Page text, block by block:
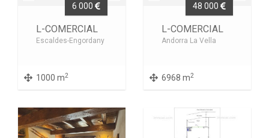
6 000
L-COMERCIAL
Escaldes-Engordany
1000 m2
48 000
L-COMERCIAL
Andorra La Vella
6968 m2